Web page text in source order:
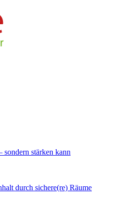
stärken kann
durch sichere(re) Räume